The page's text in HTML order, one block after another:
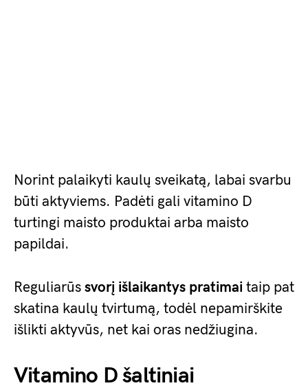
Norint palaikyti kaulų sveikatą, labai svarbu
būti aktyviems. Padėti gali vitamino D
turtingi maisto produktai arba maisto
papildai.
Reguliarūs svorį išlaikantys pratimai taip pat
skatina kaulų tvirtumą, todėl nepamirškite
išlikti aktyvūs, net kai oras nedžiugina.
Vitamino D šaltiniai